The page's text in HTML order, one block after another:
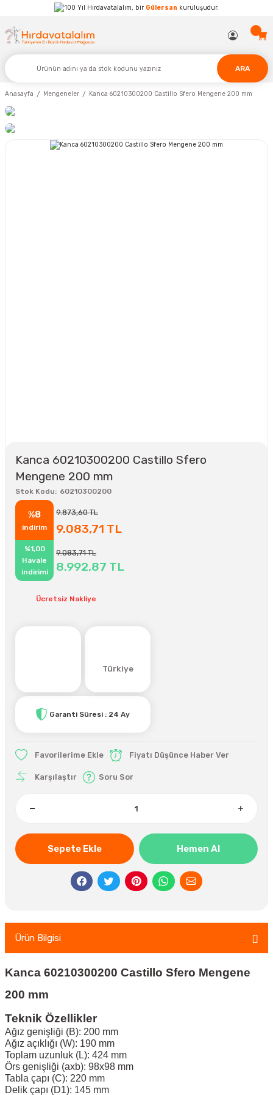
Hırdavatalalım, bir Gülersan kuruluşudur.
ARA
Anasayfa Mengeneler Kanca 60210300200 Castillo Sfero Mengene 200 mm
Kanca 60210300200 Castillo Sfero
Mengene 200 mm
Stok Kodu 60210300200
%8
indirim
9.873,60 TL
9.083,71 TL
%1,00
Havale
indirimi
9.083,71 TL
8.992,87 TL
Ücretsiz Nakliye
Türkiye
Garanti Süresi : 24 Ay
Fiyatı Düşünce Haber Ver
Karşılaştır Soru Sor
Sepete Ekle Hemen Al
Ürün Bilgisi
Kanca 60210300200 Castillo Sfero Mengene
200 mm
Teknik Özellikler
Ağız genişliği (B): 200 mm
Ağız açıklığı (W): 190 mm
Toplam uzunluk (L): 424 mm
Örs genişliği (axb): 98x98 mm
Tabla çapı (C): 220 mm
Delik çapı (D1): 145 mm